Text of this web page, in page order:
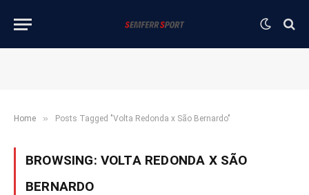
Home » Posts Tagged "Volta Redonda x São Bernardo"
BROWSING: VOLTA REDONDA X SÃO
BERNARDO